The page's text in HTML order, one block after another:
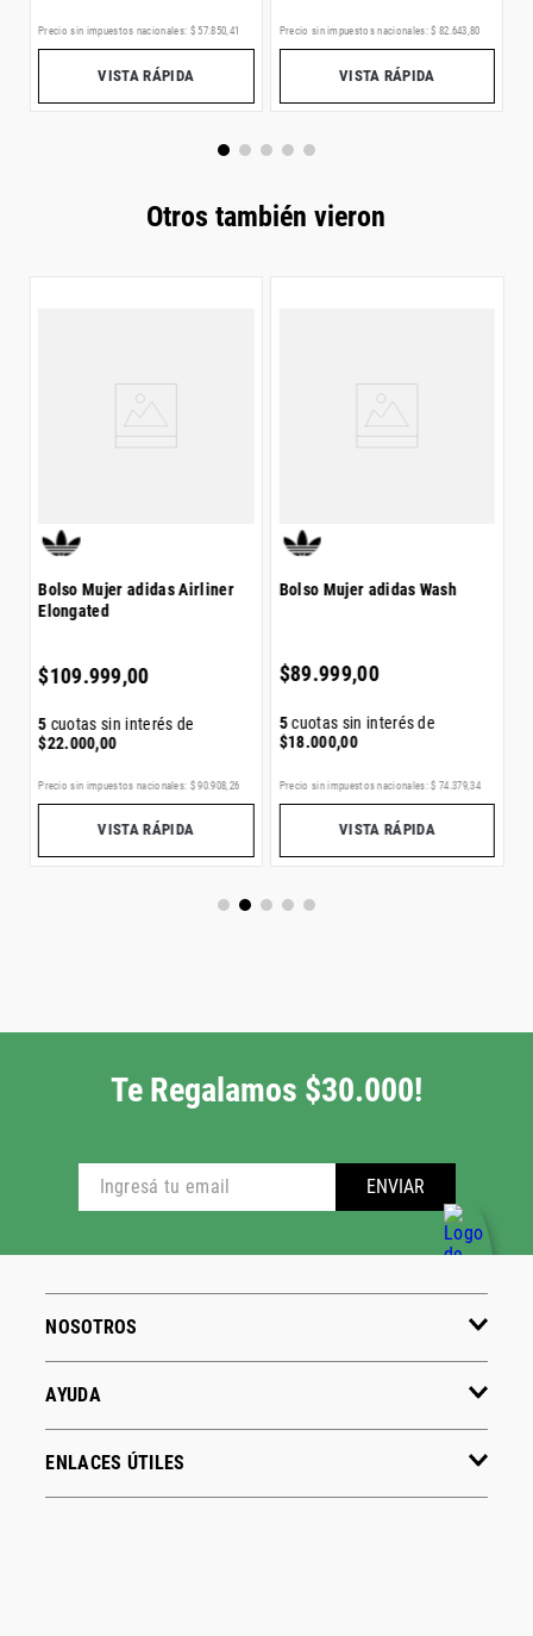
Precio sin impuestos nacionales: $ 57.850,41
VISTA RÁPIDA
Precio sin impuestos nacionales: $ 82.643,80
VISTA RÁPIDA
Otros también vieron
Bolso Mujer adidas Airliner
Elongated
$109.999,00
5 cuotas sin interés de
$22.000,00
Precio sin impuestos nacionales: $ 90.908 26
VISTA RÁPIDA
Bolso Mujer adidas Wash
$89.999,00
5cuotas sin interés de
$18.000,00
Precio sin impuestos nacionales: $ 74 379,34
VISTA RÁPIDA
Te Regalamos $30.000!
ENVIAR
NOSOTROS
AYUDA
ENLACES ÚTILES